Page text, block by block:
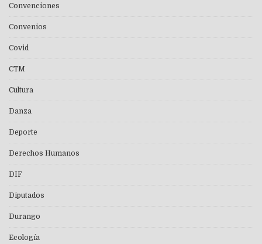
Convenciones
Convenios
Covid
CTM
Cultura
Danza
Deporte
Derechos Humanos
DIF
Diputados
Durango
Ecología